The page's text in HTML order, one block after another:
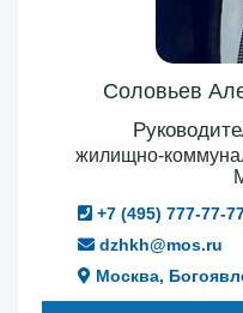
Соловьев
жилищно-
+7 (495) 777-77-
dzhkh@mos.ru
Москва,